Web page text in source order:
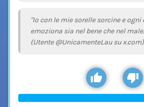
"Io con le mie sorelle sorcine e ogni
emoziona sia nel bene che nel
(Utente @UnicamenteLau su x.com)